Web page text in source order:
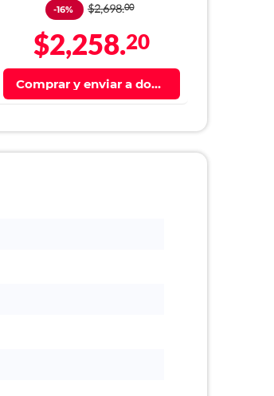
$2,258.20
-16% $2,698.00
Comprar y enviar a domi